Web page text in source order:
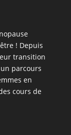
! Depuis
transition
parcours
en
cours de